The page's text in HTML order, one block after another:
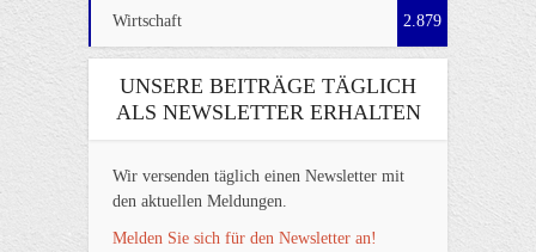
Wirtschaft 2.879
UNSERE BEITRÄGE TÄGLICH
ALS NEWSLETTER ERHALTEN
Wir versenden täglich einen Newsletter mit
den aktuellen Meldungen.
Melden Sie sich für den Newsletter an!